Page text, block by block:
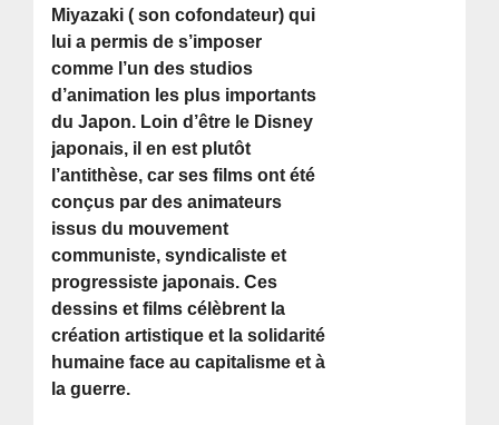
Miyazaki ( son cofondateur) qui
lui a permis de s’imposer
comme l’un des studios
d’animation les plus importants
du Japon. Loin d’être le Disney
japonais, il en est plutôt
l’antithèse, car ses films ont été
conçus par des animateurs
issus du mouvement
communiste, syndicaliste et
progressiste japonais. Ces
dessins et films célèbrent la
création artistique et la solidarité
humaine face au capitalisme et à
la guerre.